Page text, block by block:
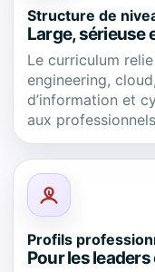
Structure de
Large, sérieuse
Le curriculum
engineering,
d’information et
aux
Profils
Pour les